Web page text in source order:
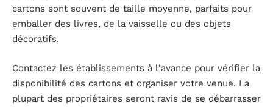
cartons sont souvent de taille moyenne, parfaits pour
emballer des livres, de la vaisselle ou des objets
décoratifs.
Contactez les établissements à l’avance pour vérifier la
disponibilité des cartons et organiser votre venue. La
plupart des propriétaires seront ravis de se débarrasser